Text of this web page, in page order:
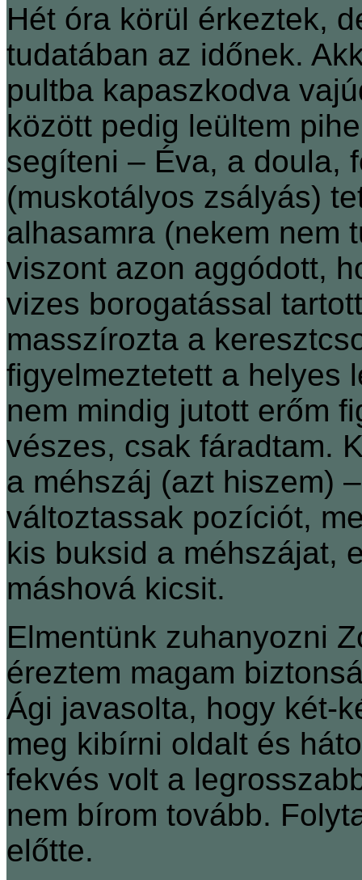
Hét óra körül érkeztek,
tudatában az időnek.
pultba kapaszkodva
között pedig leültem
segíteni – Éva, a doula,
(muskotályos zsályás)
alhasamra (nekem nem
viszont azon aggódott,
vizes borogatással
masszírozta a
figyelmeztetett a helyes
nem mindig jutott erőm
vészes, csak fáradtam.
a méhszáj (azt hiszem)
változtassak pozíciót,
kis buksid a méhszájat,
máshová kicsit.
Elmentünk zuhanyozni
éreztem magam
Ági javasolta, hogy két-
meg kibírni oldalt és
fekvés volt a
nem bírom tovább.
előtte.